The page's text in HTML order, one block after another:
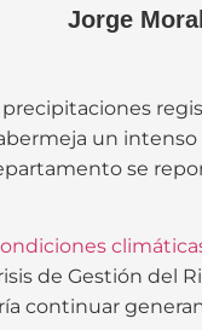
Jorge
un
se
de Gestión del
continuar